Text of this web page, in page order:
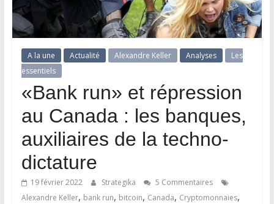
A la une Actualité Alexandre Keller Analyses
Les
essentiels
«Bank run» et répression
au Canada : les banques,
auxiliaires de la techno-
dictature
19 février 2022 Strategika
5 Commentaires
Alexandre Keller, bank run, bitcoin, Canada, Cryptomonnaies,